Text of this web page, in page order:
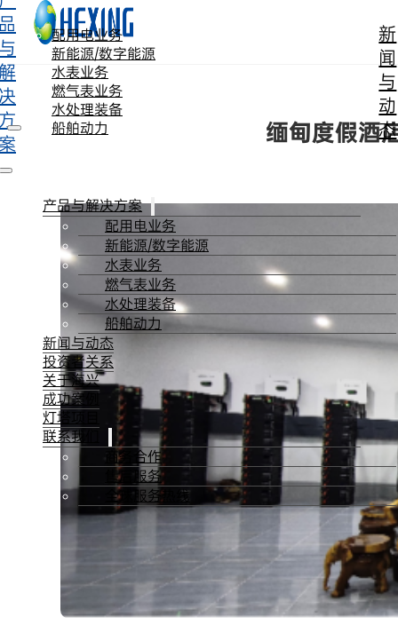
跳转到主要内容 跳转到页脚
配用电业务
新能源/数字能源
水表业务
燃气表业务
水处理装备
船舶动力
新
闻
与
动
态
产品与解决方案
配用电业务
新能源/数字能源
水表业务
燃气表业务
水处理装备
船舶动力
新闻与动态
投资者关系
关于海兴
成功案例
灯塔项目
联系我们
商务合作
售后服务
全球服务热线
缅甸度假